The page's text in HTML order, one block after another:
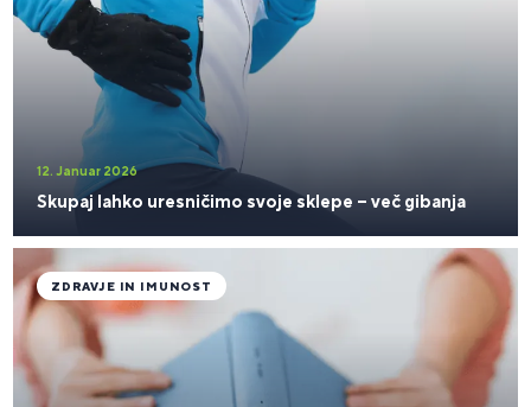
12. Januar 2026
Skupaj lahko uresničimo svoje sklepe – več gibanja
ZDRAVJE IN IMUNOST